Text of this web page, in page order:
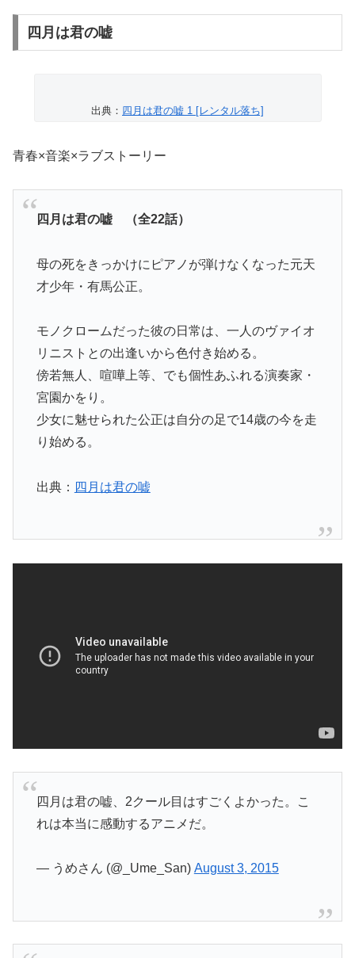
四月は君の嘘
出典： 四月は君の嘘 1 [レンタル落ち]
青春×音楽×ラブストーリー
四月は君の嘘 （全22話）
母の死をきっかけにピアノが弾けなくなった元天
才少年・有馬公正。
モノクロームだった彼の日常は、一人のヴァイオ
リニストとの出逢いから色付き始める。
傍若無人、喧嘩上等、でも個性あふれる演奏家・
宮園かをり。
少女に魅せられた公正は自分の足で14歳の今を走
り始める。
出典： 四月は君の嘘
四月は君の嘘、2クール目はすごくよかった。こ
れは本当に感動するアニメだ。
— うめさん (@_Ume_San) August 3, 2015